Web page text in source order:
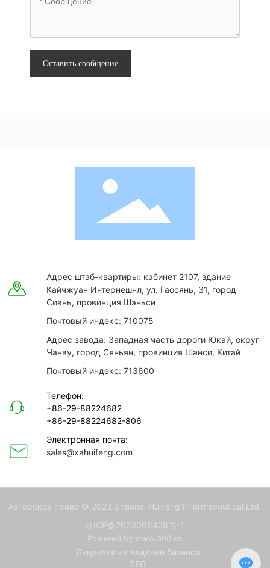
Оставить сообщение
Адрес штаб-квартиры: кабинет 2107, здание
Кайчжуан Интернешнл, ул. Гаосянь, 31, город
Сиань, провинция Шэньси
Почтовый индекс: 710075
Адрес завода: Западная часть дороги Юкай, округ
Чанву, город Сяньян, провинция Шанси, Китай
Почтовый индекс: 713600
Телефон:
+86-29-88224682
+86-29-88224682-806
Электронная почта:
sales@xahuifeng.com
Авторское право © 2023 Shaanxi HuiFeng Pharmaceutical Ltd.
陕ICP备2023005428号-1
Powered by www.300.cn
Лицензия на ведение бизнеса
SEO